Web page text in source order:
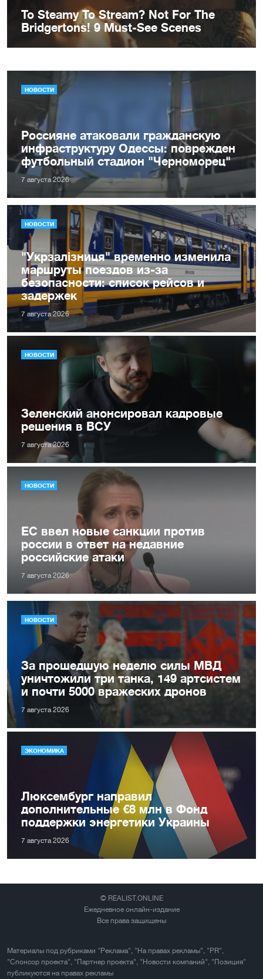
НОВОСТИ
Россияне атаковали гражданскую
инфраструктуру Одессы: поврежден
футбольный стадион "Черноморец"
7 августа 2026
НОВОСТИ
"Укрзалізниця" временно изменила
маршруты поездов из-за
безопасности: список рейсов и
задержек
7 августа 2026
НОВОСТИ
Зеленский анонсировал кадровые
решения в ВСУ
7 августа 2026
НОВОСТИ
ЕС ввел новые санкции против
россии в ответ на недавние
российские атаки
7 августа 2026
НОВОСТИ
За прошедшую неделю силы МВД
уничтожили три танка, 149 артсистем
и почти 5000 вражеских дронов
7 августа 2026
ЭКОНОМИКА
Люксембург направил
дополнительные €8 млн в Фонд
поддержки энергетики Украины
7 августа 2026
© REALIST.ONLINE
Ежедневное онлайн-издание
Все права защищены
Материалы под рубриками "Реклама", "На правах рекламы", "PR",
"Спонсор проекта", "Партнер проекта", "Новости компаний", "Позиция"
публикуются на правах рекламы